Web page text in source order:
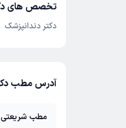
تخصص های
دکتر دندانپزشک
آدرس مطب
مطب شریعتی